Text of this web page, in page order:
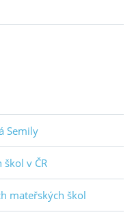
Semily
v ČR
mateřských škol